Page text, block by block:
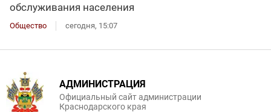
обслуживания населения
Общество сегодня, 15:07
АДМИНИСТРАЦИЯ
Официальный сайт администрации
Краснодарского края